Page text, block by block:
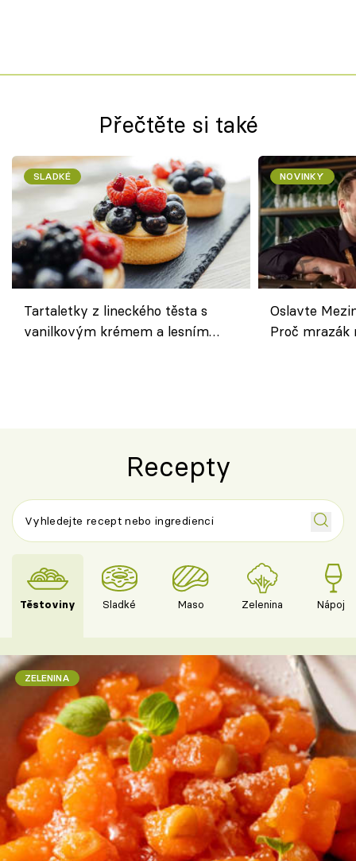
Přečtěte si také
SLADKÉ
Tartaletky z lineckého těsta s
vanilkovým krémem a lesním
NOVINKY
Oslavte
Proč
Recepty
Těstoviny Sladké Maso Zelenina Nápoje
ZELENINA